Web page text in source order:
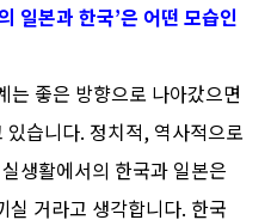
일본과 한국’은 어떤 모습인
좋은 방향으로 나아갔으면
습니다. 정치적, 역사적으로
생활에서의 한국과 일본은
실 거라고 생각합니다. 한국